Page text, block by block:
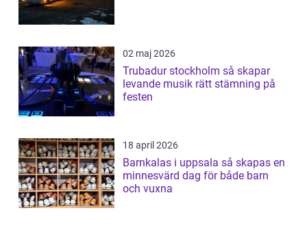
02 maj 2026
Trubadur stockholm så skapar
levande musik rätt stämning på
festen
18 april 2026
Barnkalas i uppsala så skapas en
minnesvärd dag för både barn
och vuxna